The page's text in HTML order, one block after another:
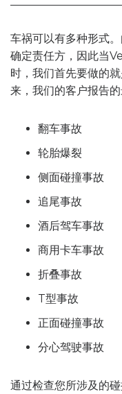
车祸可以有多种形式
确定责任方，因此当
时，我们首先要做的
来，我们的客户报告
翻车事故
轮胎爆裂
侧面碰撞事故
追尾事故
酒后驾车事故
商用卡车事故
折叠事故
T型事故
正面碰撞事故
分心驾驶事故
通过检查您所涉及的